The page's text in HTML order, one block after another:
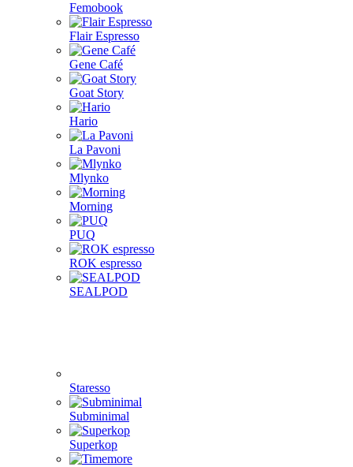
Femobook
Flair Espresso
Gene Café
Goat Story
Hario
La Pavoni
Mlynko
Morning
PUQ
ROK espresso
SEALPOD
Staresso
Subminimal
Superkop